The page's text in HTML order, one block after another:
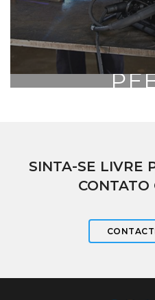
SINTA-SE LIVRE
CONTATO